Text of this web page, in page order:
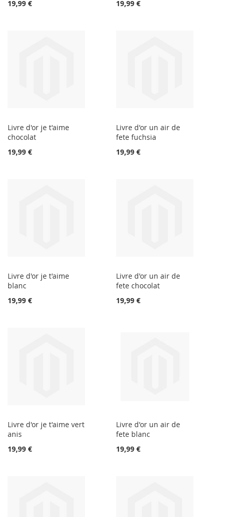
19,99 €
19,99 €
Livre d'or je t'aime
chocolat
19,99 €
Livre d'or un air de
fete fuchsia
19,99 €
Livre d'or je t'aime
blanc
19,99 €
Livre d'or un air de
fete chocolat
19,99 €
Livre d'or je t'aime vert
anis
19,99 €
Livre d'or un air de
fete blanc
19,99 €